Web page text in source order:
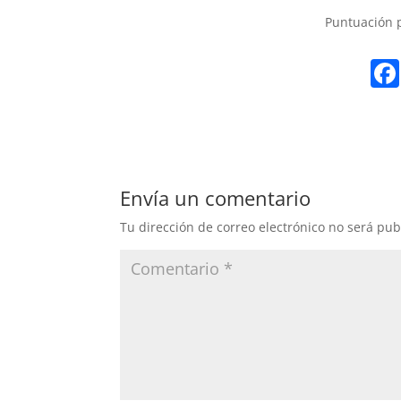
Puntuación
Envía un comentario
Tu dirección de correo electrónico no será